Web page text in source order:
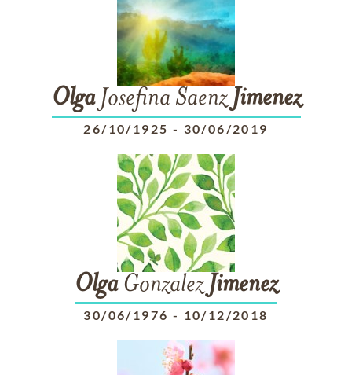
OlgaJosefina SaenzJimenez
26/10/1925 - 30/06/2019
OlgaGonzalezJimenez
30/06/1976 - 10/12/2018